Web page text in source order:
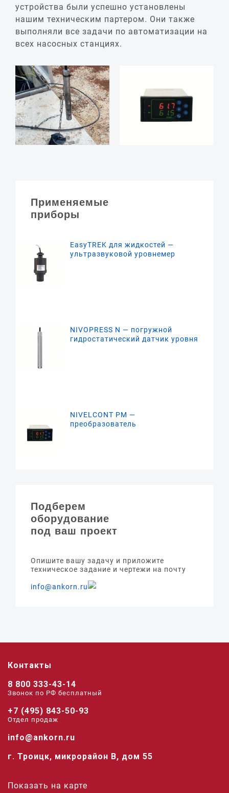
устройства были успешно установлены
нашим техническим партером. Они также
выполняли все задачи по автоматизации на
всех насосных станциях.
Применяемые
приборы
EasyTREK для жидкостей —
ультразвуковой уровнемер
NIVOPRESS N — погружной
гидростатический датчик уровня
NIVELCONT PM —
преобразователь
Подберем
оборудование
под ваш проект
Опишите вашу задачу и приложите
техническое задание и чертежи на почту
info@ankorn.ru
Контакты
8 800 333-43-14
Звонок по РФ беcплатный
+7 (495) 843-50-93
Отдел продаж
info@ankorn.ru
г. Троицк, микрорайон В, дом 55
Показать на карте